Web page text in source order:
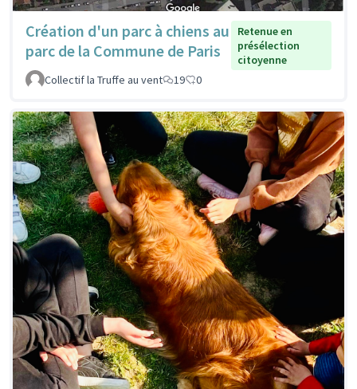
Création d'un parc à chiens au
parc de la Commune de Paris
Retenue en
présélection
citoyenne
Collectif la Truffe au vent
19 0